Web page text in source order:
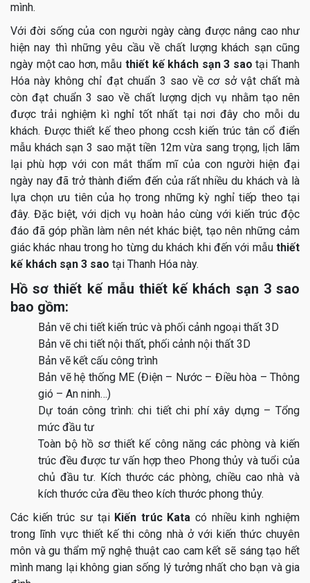
mình.
Với đời sống của con người ngày càng được nâng cao như
hiện nay thì những yêu cầu về chất lượng khách sạn cũng
ngày một cao hơn, mẫu thiết kế khách sạn 3 sao tại Thanh
Hóa này không chỉ đạt chuẩn 3 sao về cơ sở vật chất mà
còn đạt chuẩn 3 sao về chất lượng dịch vụ nhằm tạo nên
được trải nghiệm kì nghỉ tốt nhất tại nơi đây cho mỗi du
khách. Được thiết kế theo phong ccsh kiến trúc tân cổ điển
mẫu khách sạn 3 sao mặt tiền 12m vừa sang trọng, lịch lãm
lại phù hợp với con mắt thẩm mĩ của con người hiện đại
ngày nay đã trở thành điểm đến của rất nhiều du khách và là
lựa chọn ưu tiên của họ trong những kỳ nghỉ tiếp theo tại
đây. Đặc biệt, với dịch vụ hoàn hảo cùng với kiến trúc độc
đáo đã góp phần làm nên nét khác biệt, tạo nên những cảm
giác khác nhau trong ho từng du khách khi đến với mẫu thiết
kế khách sạn 3 sao tại Thanh Hóa này.
Hồ sơ thiết kế mẫu thiết kế khách sạn 3 sao
bao gồm:
Bản vẽ chi tiết kiến trúc và phối cảnh ngoại thất 3D
Bản vẽ chi tiết nội thất, phối cảnh nội thất 3D
Bản vẽ kết cấu công trình
Bản vẽ hệ thống ME (Điện – Nước – Điều hòa – Thông
gió – An ninh…)
Dự toán công trình: chi tiết chi phí xây dựng – Tổng
mức đầu tư
Toàn bộ hồ sơ thiết kế công năng các phòng và kiến
trúc đều được tư vấn hợp theo Phong thủy và tuổi của
chủ đầu tư. Kích thước các phòng, chiều cao nhà và
kích thước cửa đều theo kích thước phong thủy.
Các kiến trúc sư tại Kiến trúc Katacó nhiều kinh nghiệm
trong lĩnh vực thiết kế thi công nhà ở với kiến thức chuyên
môn và gu thẩm mỹ nghệ thuật cao cam kết sẽ sáng tạo hết
mình mang lại không gian sống lý tưởng nhất cho bạn và gia